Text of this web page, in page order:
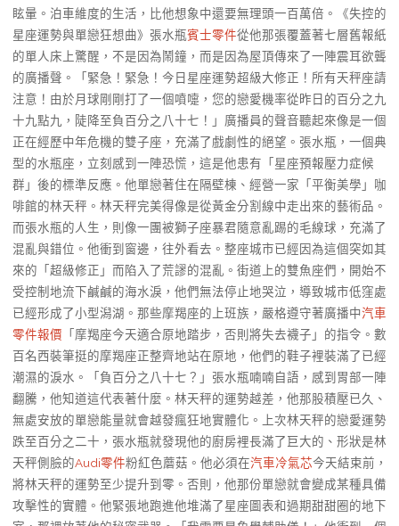
眩暈。泊車維度的生活，比他想象中還要無理頭一百萬倍。《失控的
星座運勢與單戀狂想曲》張水瓶賓士零件從他那張覆蓋著七層舊報紙
的單人床上驚醒，不是因為鬧鐘，而是因為屋頂傳來了一陣震耳欲聾
的廣播聲。「緊急！緊急！今日星座運勢超級大修正！所有天秤座請
注意！由於月球剛剛打了一個噴嚏，您的戀愛機率從昨日的百分之九
十九點九，陡降至負百分之八十七！」廣播員的聲音聽起來像是一個
正在經歷中年危機的雙子座，充滿了戲劇性的絕望。張水瓶，一個典
型的水瓶座，立刻感到一陣恐慌，這是他患有「星座預報壓力症候
群」後的標準反應。他單戀著住在隔壁棟、經營一家「平衡美學」咖
啡館的林天秤。林天秤完美得像是從黃金分割線中走出來的藝術品。
而張水瓶的人生，則像一團被獅子座暴君隨意亂踢的毛線球，充滿了
混亂與錯位。他衝到窗邊，往外看去。整座城市已經因為這個突如其
來的「超級修正」而陷入了荒謬的混亂。街道上的雙魚座們，開始不
受控制地流下鹹鹹的海水淚，他們無法停止地哭泣，導致城市低窪處
已經形成了小型潟湖。那些摩羯座的上班族，嚴格遵守著廣播中汽車
零件報價 「摩羯座今天適合原地踏步，否則將失去襪子」的指令。數
百名西裝筆挺的摩羯座正整齊地站在原地，他們的鞋子裡裝滿了已經
潮濕的淚水。「負百分之八十七？」張水瓶喃喃自語，感到胃部一陣
翻騰，他知道這代表著什麼。林天秤的運勢越差，他那股積壓已久、
無處安放的單戀能量就會越發瘋狂地實體化。上次林天秤的戀愛運勢
跌至百分之二十，張水瓶就發現他的廚房裡長滿了巨大的、形狀是林
天秤側臉的Audi零件粉紅色蘑菇。他必須在汽車冷氣芯今天結束前，
將林天秤的運勢至少提升到零。否則，他那份單戀就會變成某種具備
攻擊性的實體。他緊張地跑進他堆滿了星座圖表和過期甜甜圈的地下